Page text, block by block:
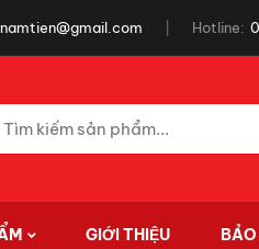
Hotline:
GIỚI THIỆU